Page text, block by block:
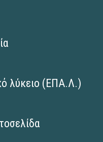
λύκειο (ΕΠΑ.Λ.)